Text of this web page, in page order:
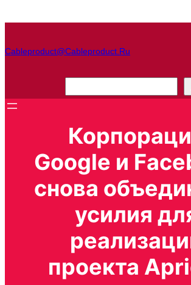
Cableproduct@cableproduct.ru
о
с
к
Google и
снова
усилия
проекта